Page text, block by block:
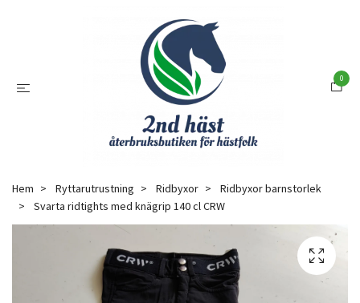
0
Hem Ryttarutrustning Ridbyxor
Ridbyxor barnstorlek
Svarta ridtights med knägrip 140 cl CRW